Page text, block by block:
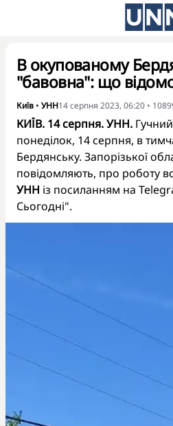
В окупованому
"бавовна": що
Київ • УНН14 серпня 2023, 06:20 •
КИЇВ. 14 серпня. УНН.
понеділок, 14 серпня, в
Бердянську. Запорізької
повідомляють, про роботу
УНН із посиланням на
Сьогодні".